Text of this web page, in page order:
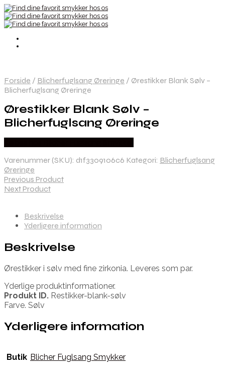
Forside / Blicherfuglsang Øreringe / Ørestikker Blank Sølv –
Blicherfuglsang Øreringe
Ørestikker Blank Sølv –
Blicherfuglsang Øreringe
Varenummer (SKU): d1f3309106c6 Kategori: Blicherfuglsang
Øreringe
Previous Product
Next Product
Beskrivelse
Yderligere information
Beskrivelse
Ørestikker i sølv med fine zirkonia. Leveres som par.
Yderlige produktinformationer.
Produkt ID. Restikker-blank-sølv
Farve. Sølv
Yderligere information
Butik Blicher Fuglsang Smykker